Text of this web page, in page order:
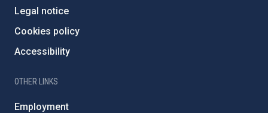
Legal notice
Cookies policy
Accessibility
OTHER LINKS
Employment